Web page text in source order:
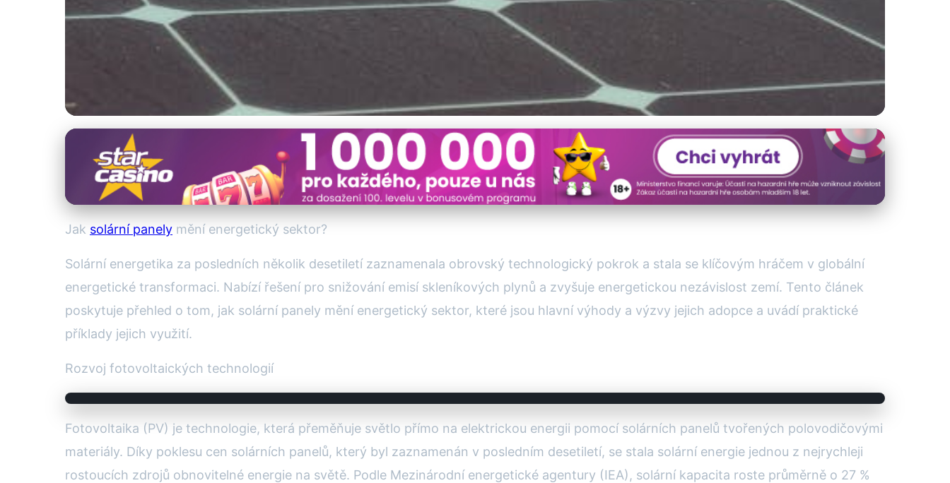
Solární Energie a Domácnosti
Jak Solární Panely Revolucionalizují Energetický Sektor?
Jak solární panely mění energetický sektor?
Solární energetika za posledních několik desetiletí zaznamenala obrovský technologický pokrok a stala se klíčovým hráčem v globální
energetické transformaci. Nabízí řešení pro snižování emisí skleníkových plynů a zvyšuje energetickou nezávislost zemí. Tento článek
poskytuje přehled o tom, jak solární panely mění energetický sektor, které jsou hlavní výhody a výzvy jejich adopce a uvádí praktické
příklady jejich využití.
Rozvoj fotovoltaických technologií
Fotovoltaika (PV) je technologie, která přeměňuje světlo přímo na elektrickou energii pomocí solárních panelů tvořených polovodičovými
materiály. Díky poklesu cen solárních panelů, který byl zaznamenán v posledním desetiletí, se stala solární energie jednou z nejrychleji
rostoucích zdrojů obnovitelné energie na světě. Podle Mezinárodní energetické agentury (IEA), solární kapacita roste průměrně o 27 %